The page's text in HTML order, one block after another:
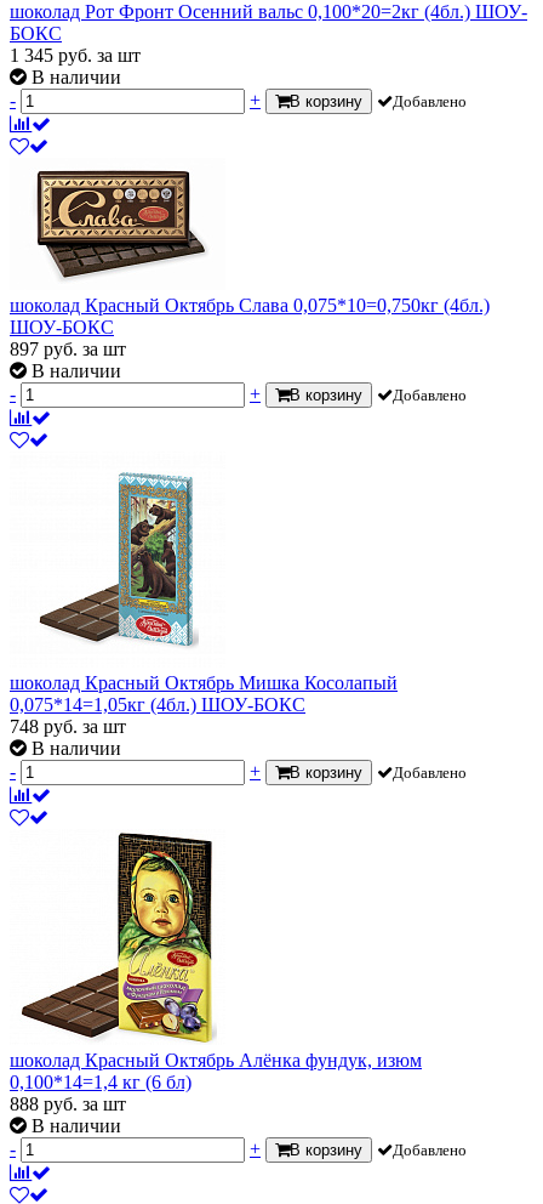
шоколад Рот Фронт Осенний вальс 0,100*20=2кг (4бл.) ШОУ-
БОКС
1 345 руб. за шт
В наличии
-
+ В корзину Добавлено
шоколад Красный Октябрь Слава 0,075*10=0,750кг (4бл.)
ШОУ-БОКС
897 руб. за шт
В наличии
-
+ В корзину Добавлено
шоколад Красный Октябрь Мишка Косолапый
0,075*14=1,05кг (4бл.) ШОУ-БОКС
748 руб. за шт
В наличии
-
+ В корзину Добавлено
шоколад Красный Октябрь Алёнка фундук, изюм
0,100*14=1,4 кг (6 бл)
888 руб. за шт
В наличии
-
+ В корзину Добавлено